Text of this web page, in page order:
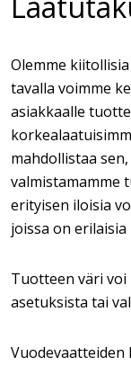
Olemme
tavalla voimme
asiakkaalle
mahdollistaa
valmistamamme
erityisen iloisia
joissa on
Tuotteen väri
asetuksista tai
Vuodevaatteiden